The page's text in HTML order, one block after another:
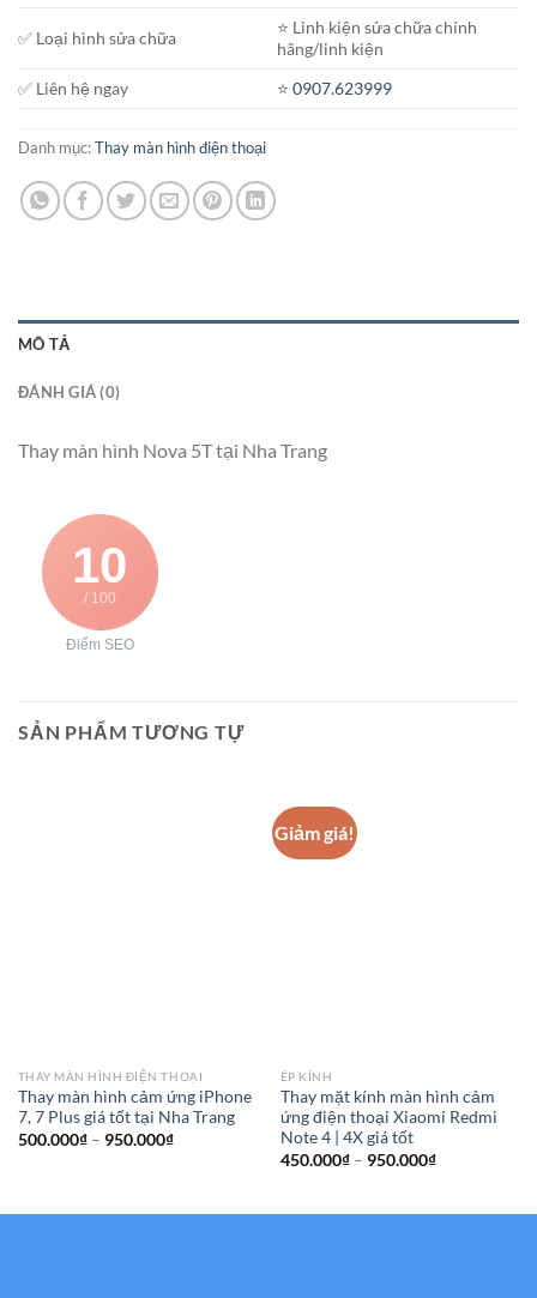
✅ Loại hình sửa chữa
⭐️ Linh kiện sửa chữa chính
hãng/linh kiện
✅ Liên hệ ngay
⭐️0907.623999
Danh mục:Thay màn hình điện thoại
MÔ TẢ
ĐÁNH GIÁ (0)
Thay màn hình Nova 5T tại Nha Trang
10
/ 100
Điểm SEO
SẢN PHẨM TƯƠNG TỰ
THAY MÀN HÌNH ĐIỆN THOẠI
Thay màn hình cảm ứng iPhone
7, 7 Plus giá tốt tại Nha Trang
500.000₫ – 950.000₫Khoảng
950.000₫
Giảm giá!
ÉP KÍNH
Thay mặt kính màn hình cảm
ứng điện thoại Xiaomi Redmi
Note 4 | 4X giá tốt
450.000₫ – 950.000₫Khoảng
đến